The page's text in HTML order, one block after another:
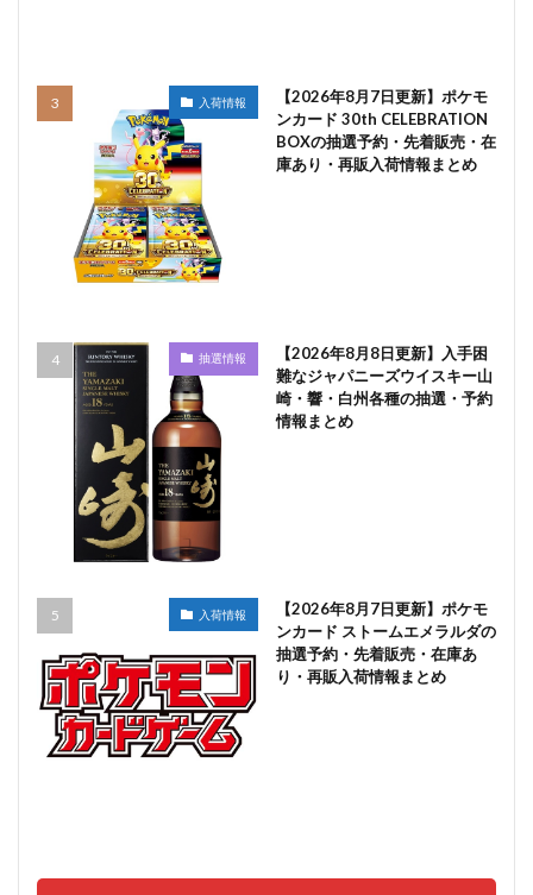
入荷情報
【2026年8月7日更新】ポケモ
ンカード 30th CELEBRATION
BOXの抽選予約・先着販売・在
庫あり・再販入荷情報まとめ
抽選情報
【2026年8月8日更新】入手困
難なジャパニーズウイスキー山
崎・響・白州各種の抽選・予約
情報まとめ
入荷情報
【2026年8月7日更新】ポケモ
ンカード ストームエメラルダの
抽選予約・先着販売・在庫あ
り・再販入荷情報まとめ